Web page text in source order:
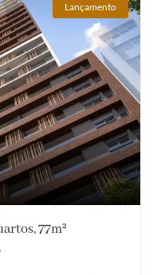
Lançamento
77m²